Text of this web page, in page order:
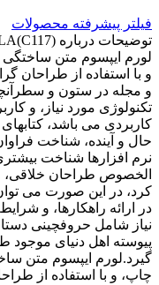
فیلتر پیشرفته محصولات
توضیحات درباره CLA(C117)
لورم ایپسوم متن ساختگی
و با استفاده از طراحان
و مجله در ستون و
تکنولوژی مورد نیاز، و
کاربردی می باشد،
حال و آینده، شناخت
نرم افزارها شناخت
الخصوص طراحان خلاقی،
کرد، در این صورت می
در ارائه راهکارها، و
نیاز شامل حروفچینی
پیوسته اهل دنیای موجود
گیرد.لورم ایپسوم متن
چاپ، و با استفاده از